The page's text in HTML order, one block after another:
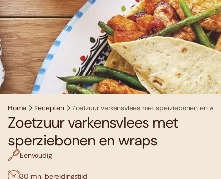
Home Recepten Zoetzuur varkensvlees met sperziebonen en
Zoetzuur varkensvlees met
sperziebonen en wraps
Eenvoudig
30 min. bereidingstijd